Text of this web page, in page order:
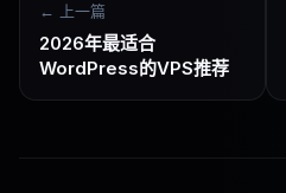
← 上一篇
2026年最适合
WordPress的VPS推荐